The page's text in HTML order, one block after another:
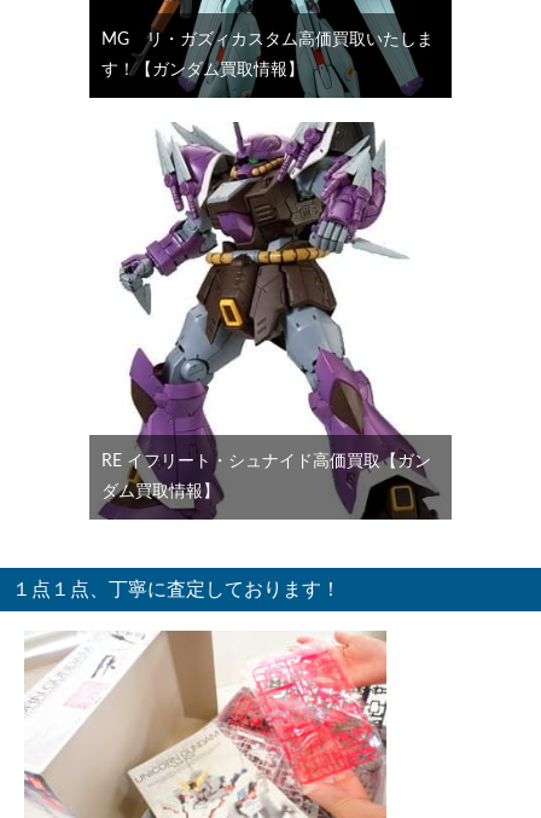
MG リ・ガズィカスタム高価買取いたしま
す！【ガンダム買取情報】
RE イフリート・シュナイド高価買取【ガン
ダム買取情報】
１点１点、丁寧に査定しております！